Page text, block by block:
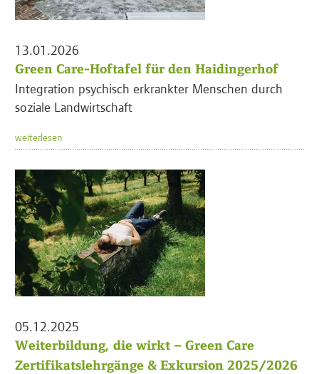
13.01.2026
Green Care-Hoftafel für den Haidingerhof
Integration psychisch erkrankter Menschen durch
soziale Landwirtschaft
weiterlesen
05.12.2025
Weiterbildung, die wirkt – Green Care
Zertifikatslehrgänge & Exkursion 2025/2026